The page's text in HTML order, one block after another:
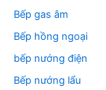
Bếp gas âm
Bếp hồng ngoại
bếp nướng điện
Bếp nướng lẩu